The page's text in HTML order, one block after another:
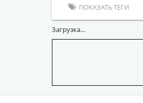
ПОКАЗАТЬ ТЕГИ
Загрузка...